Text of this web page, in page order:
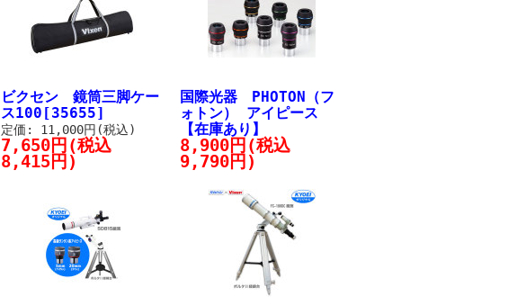
ビクセン 鏡筒三脚ケー
ス100[35655]
定価: 11,000円(税込)
7,650円(税込
8,415円)
国際光器 PHOTON（フ
ォトン） アイピース
【在庫あり】
8,900円(税込
9,790円)